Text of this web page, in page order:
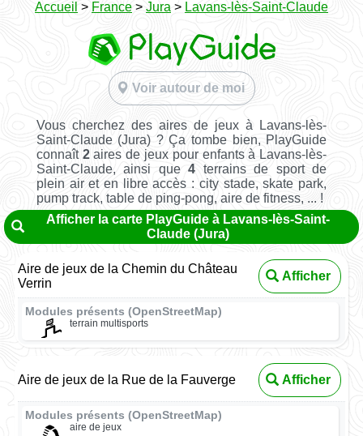
Accueil > France > Jura > Lavans-lès-Saint-Claude
Voir autour de moi
Vous cherchez des aires de jeux à Lavans-lès-
Saint-Claude (Jura) ? Ça tombe bien, PlayGuide
connaît 2aires de jeux pour enfants à Lavans-lès-
Saint-Claude, ainsi que4 terrains de sport de
plein air et en libre accès : city stade, skate park,
pump track, table de ping-pong, aire de fitness, ... !
Afficher la carte PlayGuide à Lavans-lès-Saint-
Claude (Jura)
Aire de jeux de la Chemin du Château
Verrin
Afficher
Modules présents (OpenStreetMap)
terrain multisports
Aire de jeux de la Rue de la Fauverge Afficher
Modules présents (OpenStreetMap)
aire de jeux